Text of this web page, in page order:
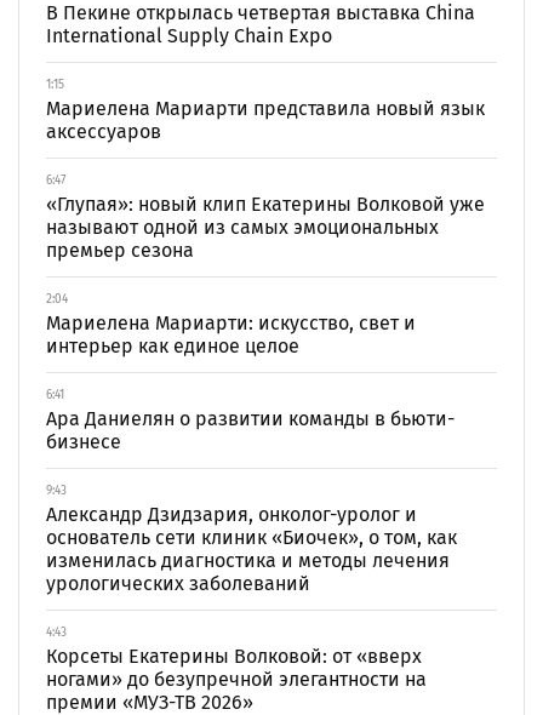
В Пекине открылась четвертая выставка China
International Supply Chain Expo
1:15
Мариелена Мариарти представила новый язык
аксессуаров
6:47
«Глупая»: новый клип Екатерины Волковой уже
называют одной из самых эмоциональных
премьер сезона
2:04
Мариелена Мариарти: искусство, свет и
интерьер как единое целое
6:41
Ара Даниелян о развитии команды в бьюти-
бизнесе
9:43
Александр Дзидзария, онколог-уролог и
основатель сети клиник «Биочек», о том, как
изменилась диагностика и методы лечения
урологических заболеваний
4:43
Корсеты Екатерины Волковой: от «вверх
ногами» до безупречной элегантности на
премии «МУЗ-ТВ 2026»